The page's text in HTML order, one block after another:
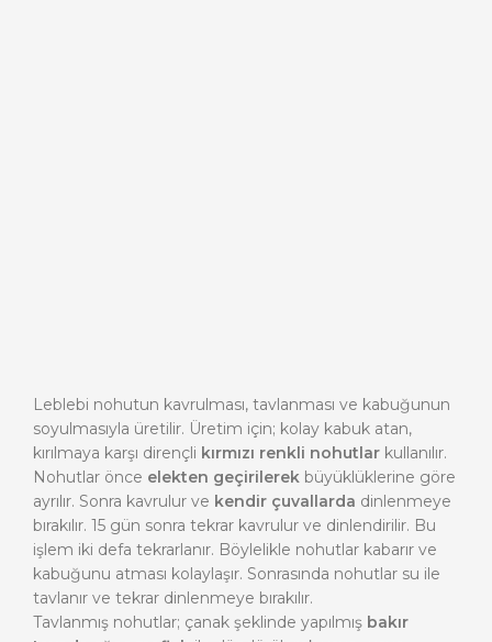
Leblebi nohutun kavrulması, tavlanması ve kabuğunun
soyulmasıyla üretilir. Üretim için; kolay kabuk atan,
kırılmaya karşı dirençli kırmızı renkli nohutlar kullanılır.
Nohutlar önce elekten geçirilerek büyüklüklerine göre
ayrılır. Sonra kavrulur ve kendir çuvallarda dinlenmeye
bırakılır. 15 gün sonra tekrar kavrulur ve dinlendirilir. Bu
işlem iki defa tekrarlanır. Böylelikle nohutlar kabarır ve
kabuğunu atması kolaylaşır. Sonrasında nohutlar su ile
tavlanır ve tekrar dinlenmeye bırakılır.
Tavlanmış nohutlar; çanak şeklinde yapılmış bakır